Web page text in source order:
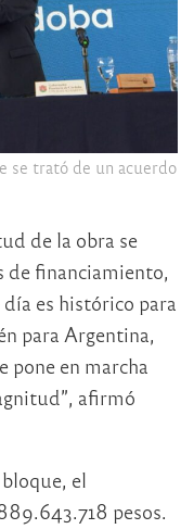
se trató de un acuerdo
de la obra se
de financiamiento,
es histórico para
para Argentina,
pone en marcha
afirmó
el
pesos.